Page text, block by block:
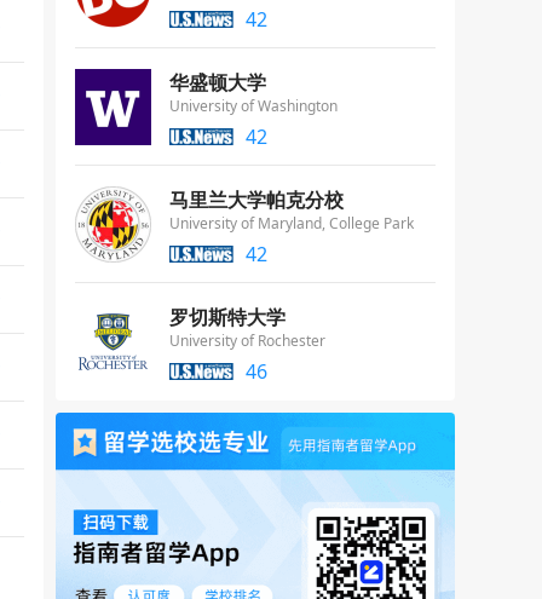
42
华盛顿大学
University of Washington
42
马里兰大学帕克分校
University of Maryland, College Park
42
罗切斯特大学
University of Rochester
46